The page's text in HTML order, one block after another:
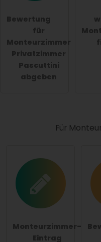
öffentliche Frage
Hinweis:Bitte
für alle Besucher
Klicken Sie hier um
Bewertung
für
Monteurzimmer
Privatzimmer
Pascuttini
abgeben
Für
Monteurzimmer-
Eintrag